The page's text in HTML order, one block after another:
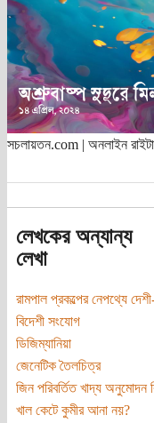
সচলায়তন.com | অনলাইন
লেখকের অন্যান্য
লেখা
রামপাল প্রকল্পের নেপথ্যে
বিদেশী সংযোগ
ডিজিম্যানিয়া
জেনেটিক তৈলচিত্র
জিন পরিবর্তিত খাদ্য অনুমোদন
খাল কেটে কুমীর আনা নয়?